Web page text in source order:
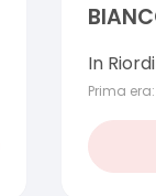
In
Prima era: